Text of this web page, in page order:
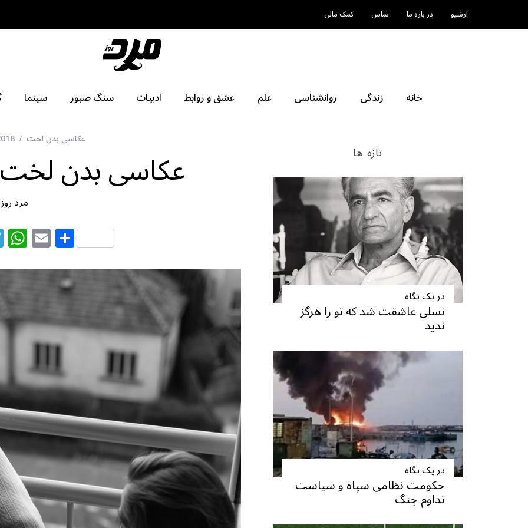
آرشیو در باره ما تماس کمک مالی
خانه زندگی روانشناسی علم عشق و روابط ادبیات سنگ صبور سینما
عکاسی بدن لخت
عکاسی بدن لخت
مرد روز
T
el
e
g
ra
m
W
h
at
A
p
p
E
m
ai
l
S
h
ar
تازه ها
در یک نگاه
نسلی عاشقت شد که تو را هرگز
ندید
در یک نگاه
حکومت نظامی سپاه و سیاست
تداوم جنگ